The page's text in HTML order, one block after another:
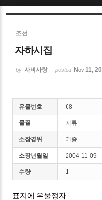
조선
자하시집
by 사비사랑 posted Nov 11,
유물번호 68
물질 지류
소장경위 기증
소장년월일 2004-11-09
수량 1
표지에 우물정자
Sketchbook5,